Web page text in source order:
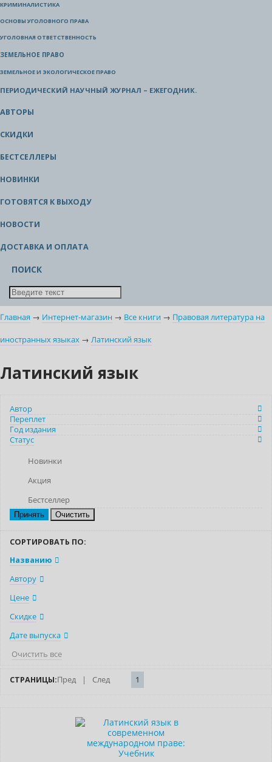
КРИМИНАЛИСТИКА
ОСНОВЫ УГОЛОВНОГО ПРАВА
УГОЛОВНАЯ ОТВЕТСТВЕННОСТЬ
ЗЕМЕЛЬНОЕ ПРАВО
ЗЕМЕЛЬНОЕ И ЭКОЛОГИЧЕСКОЕ ПРАВО
ПЕРИОДИЧЕСКИЙ НАУЧНЫЙ ЖУРНАЛ – ЕЖЕГОДНИК.
АВТОРЫ
СКИДКИ
БЕСТСЕЛЛЕРЫ
НОВИНКИ
ГОТОВЯТСЯ К ВЫХОДУ
НОВОСТИ
ДОСТАВКА И ОПЛАТА
ПОИСК
Главная → Интернет-магазин → Все книги → Правовая литература на
иностранных языках → Латинский язык
Латинский язык
Автор
Переплет
Год издания
Статус
Новинки
Акция
Бестселлер
Очистить
СОРТИРОВАТЬ ПО:
Названию
Автору
Цене
Скидке
Дате выпуска
Очистить все
СТРАНИЦЫ:Пред | След 1